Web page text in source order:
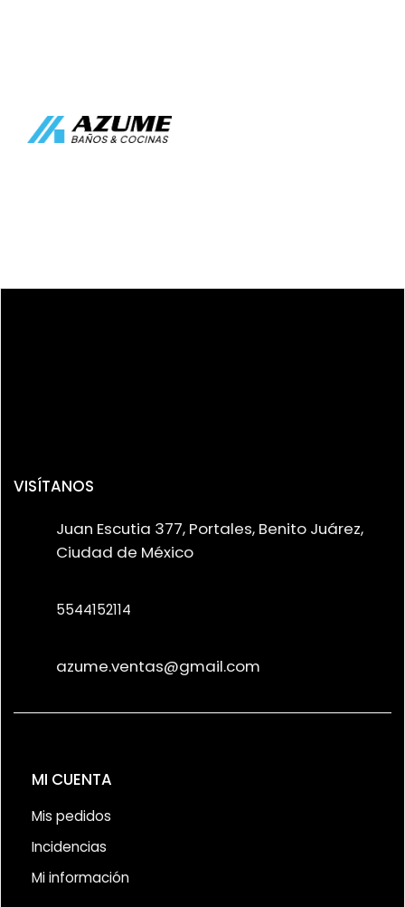
VISÍTANOS
Juan Escutia 377, Portales, Benito Juárez,
Ciudad de México
5544152114
azume.ventas@gmail.com
MI CUENTA
Mis pedidos
Incidencias
Mi información